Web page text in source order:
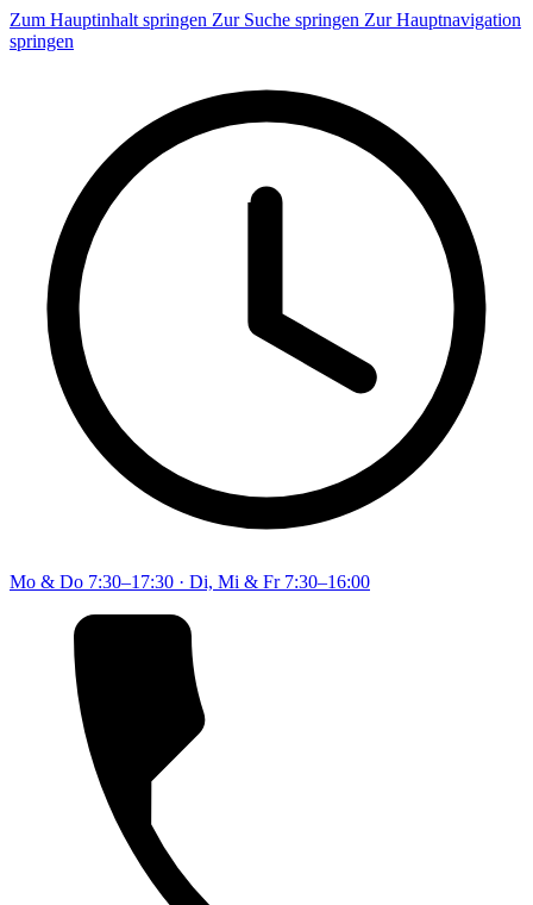
Zum Hauptinhalt springen Zur Suche springen Zur Hauptnavigation
springen
Mo & Do 7:30–17:30 · Di, Mi & Fr 7:30–16:00